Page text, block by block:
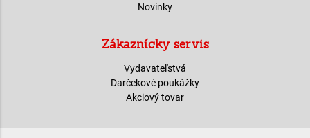
Novinky
Zákaznícky servis
Vydavateľstvá
Darčekové poukážky
Akciový tovar